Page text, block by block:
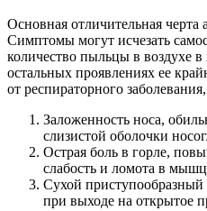
Основная отличительная черта
Симптомы могут исчезать
количество пыльцы в воздухе
остальных проявлениях ее
от респираторного
Заложенность носа,
слизистой оболочки
Острая боль в горле,
слабость и ломота в
Сухой приступообразный
при выходе на открытое